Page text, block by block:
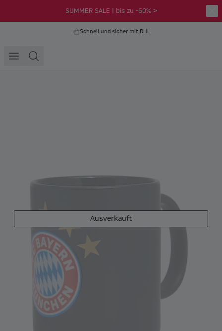
SUMMER SALE | bis zu -60% >
Schnell und sicher mit DHL
Ausverkauft